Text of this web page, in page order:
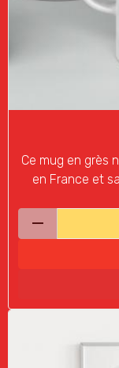
Ce mug en grès
en France et